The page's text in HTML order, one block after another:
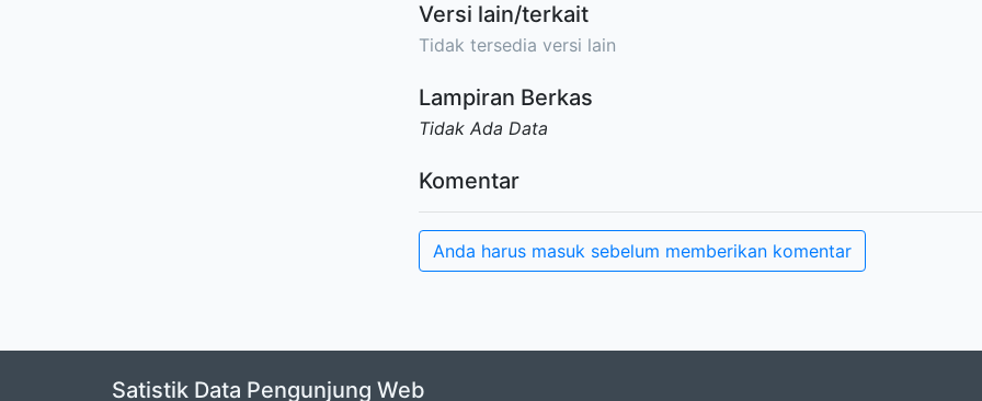
Versi lain/terkait
Tidak tersedia versi lain
Lampiran Berkas
Tidak Ada Data
Komentar
Anda harus masuk sebelum memberikan komentar
Satistik Data Pengunjung Web